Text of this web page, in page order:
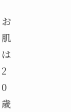
お
肌
は
2
0
歳